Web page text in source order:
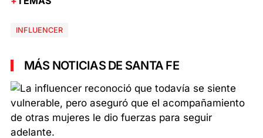
INFLUENCER
MÁS NOTICIAS DE SANTA FE